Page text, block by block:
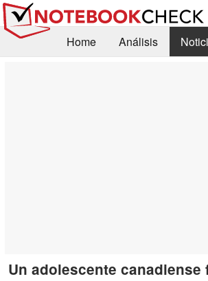
Home Análisis
Un adolescente canadiense